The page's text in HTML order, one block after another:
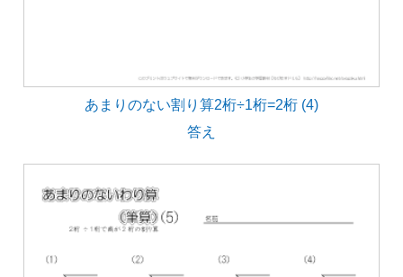
あまりのない割り算2桁÷1桁=2桁 (4)
答え